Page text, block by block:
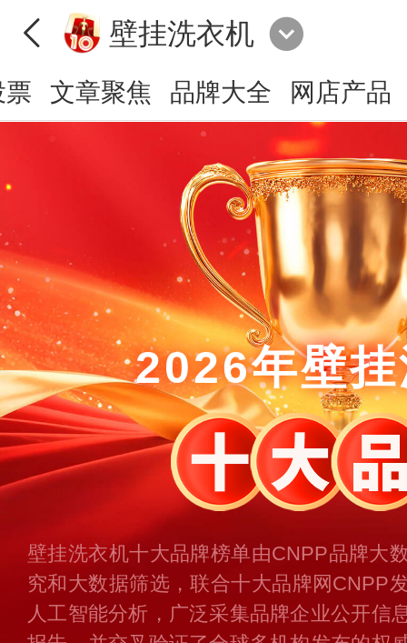
壁挂洗衣机
票 文章聚焦 品牌大全 网店产品
2026年壁
壁挂洗衣机十大品牌榜单由CNPP品牌大
究和大数据筛选，联合十大品牌网CNPP
人工智能分析，广泛采集品牌企业公开信